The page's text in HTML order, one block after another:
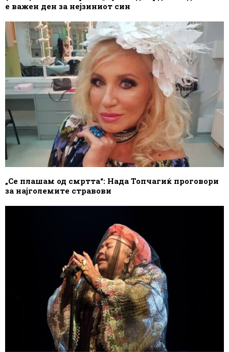
е важен ден за нејзиниот син
„Се плашам од смртта“: Нада Топчагиќ проговори
за најголемите стравови